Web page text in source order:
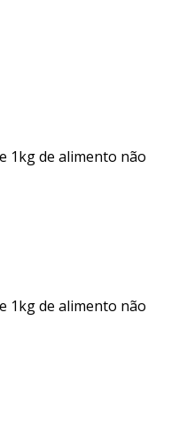
1kg de alimento não
1kg de alimento não